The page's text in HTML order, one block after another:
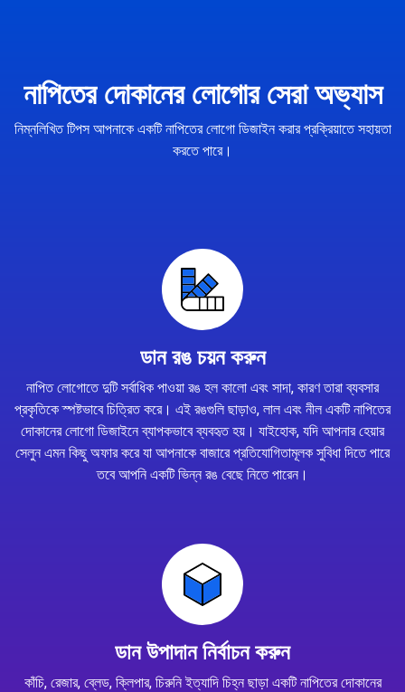
নাপিতের দোকানের লোগোর সেরা অভ্যাস
নিম্নলিখিত টিপস আপনাকে একটি নাপিতের লোগো ডিজাইন করার প্রক্রিয়াতে সহায়তা
করতে পারে।
ডান রঙ চয়ন করুন
নাপিত লোগোতে দুটি সর্বাধিক পাওয়া রঙ হল কালো এবং সাদা, কারণ তারা ব্যবসার
প্রকৃতিকে স্পষ্টভাবে চিত্রিত করে। এই রঙগুলি ছাড়াও, লাল এবং নীল একটি নাপিতের
দোকানের লোগো ডিজাইনে ব্যাপকভাবে ব্যবহৃত হয়। যাইহোক, যদি আপনার হেয়ার
সেলুন এমন কিছু অফার করে যা আপনাকে বাজারে প্রতিযোগিতামূলক সুবিধা দিতে পারে
তবে আপনি একটি ভিন্ন রঙ বেছে নিতে পারেন।
ডান উপাদান নির্বাচন করুন
কাঁচি, রেজার, ব্লেড, ক্লিপার, চিরুনি ইত্যাদি চিহ্ন ছাড়া একটি নাপিতের দোকানের